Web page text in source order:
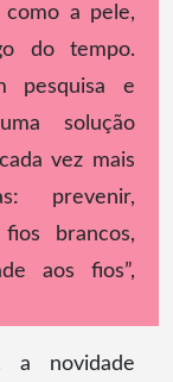
como a pele,
do tempo.
pesquisa e
solução
vez mais
prevenir,
brancos,
aos fios”,
a novidade